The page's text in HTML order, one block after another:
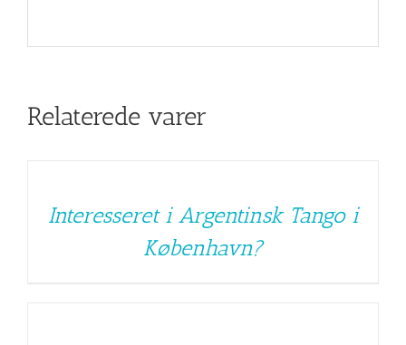
Relaterede varer
Interesseret i Argentinsk Tango i
København?